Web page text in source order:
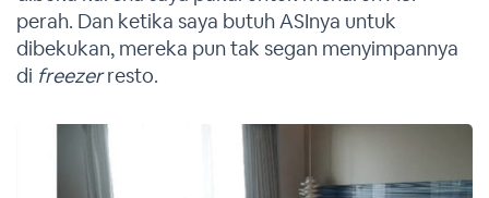
perah. Dan ketika saya butuh ASInya untuk
dibekukan, mereka pun tak segan menyimpannya
di freezerresto.